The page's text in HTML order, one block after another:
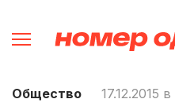
Общество 17.12.2015